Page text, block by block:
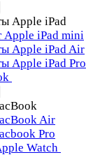
Apple iPad
Apple iPad mini
Apple iPad Air
Apple iPad Pro
Air
Pro
Watch